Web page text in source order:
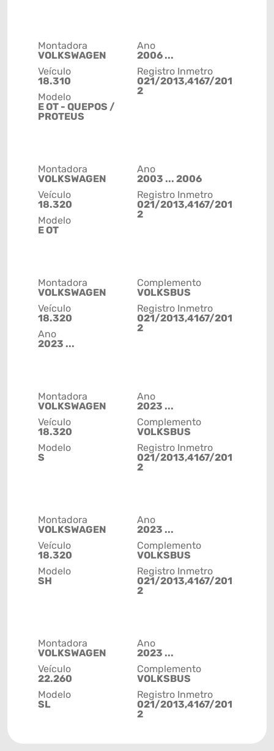
Montadora
VOLKSWAGEN
Veículo
18.310
Modelo
E OT - QUEPOS /
PROTEUS
Ano
2006 ...
Registro Inmetro
021/2013,4167/201
2
Montadora
VOLKSWAGEN
Veículo
18.320
Modelo
E OT
Ano
2003 ... 2006
Registro Inmetro
021/2013,4167/201
2
Montadora
VOLKSWAGEN
Veículo
18.320
Ano
2023 ...
Complemento
VOLKSBUS
Registro Inmetro
021/2013,4167/201
2
Montadora
VOLKSWAGEN
Veículo
18.320
Modelo
S
Ano
2023 ...
Complemento
VOLKSBUS
Registro Inmetro
021/2013,4167/201
2
Montadora
VOLKSWAGEN
Veículo
18.320
Modelo
SH
Ano
2023 ...
Complemento
VOLKSBUS
Registro Inmetro
021/2013,4167/201
2
Montadora
VOLKSWAGEN
Veículo
22.260
Modelo
SL
Ano
2023 ...
Complemento
VOLKSBUS
Registro Inmetro
021/2013,4167/201
2